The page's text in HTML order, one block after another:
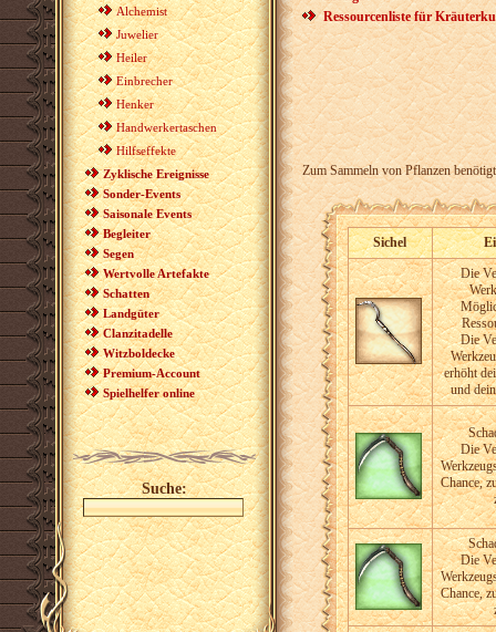
Alchemist
Juwelier
Heiler
Einbrecher
Henker
Handwerkertaschen
Hilfseffekte
Zyklische Ereignisse
Sonder-Events
Saisonale Events
Begleiter
Segen
Wertvolle Artefakte
Schatten
Landgüter
Clanzitadelle
Witzboldecke
Premium-Account
Spielhelfer online
Suche:
Ressourcenliste für
Zum Sammeln von Pflanzen
Sichel
Die
Die
erhöht
und
Die
Chance,
Die
Chance,